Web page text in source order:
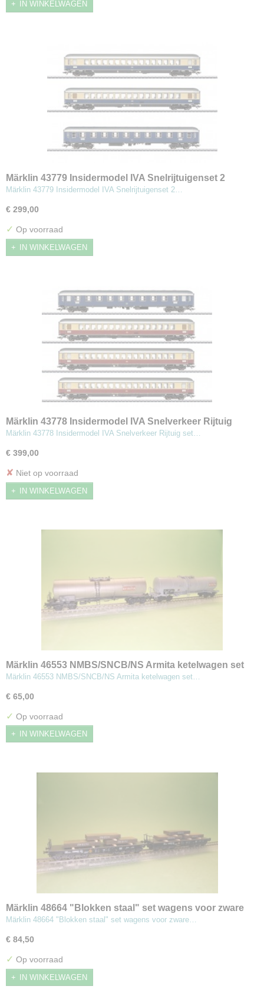
IN WINKELWAGEN
Märklin 43779 Insidermodel IVA Snelrijtuigenset 2
Märklin 43779 Insidermodel IVA Snelrijtuigenset 2…
€ 299,00
✓ Op voorraad
IN WINKELWAGEN
Märklin 43778 Insidermodel IVA Snelverkeer Rijtuig
set 1
Märklin 43778 Insidermodel IVA Snelverkeer Rijtuig set…
€ 399,00
✘ Niet op voorraad
IN WINKELWAGEN
Märklin 46553 NMBS/SNCB/NS Armita ketelwagen set
Märklin 46553 NMBS/SNCB/NS Armita ketelwagen set…
€ 65,00
✓ Op voorraad
IN WINKELWAGEN
Märklin 48664 "Blokken staal" set wagens voor zware
lasten
Märklin 48664 "Blokken staal" set wagens voor zware…
€ 84,50
✓ Op voorraad
IN WINKELWAGEN